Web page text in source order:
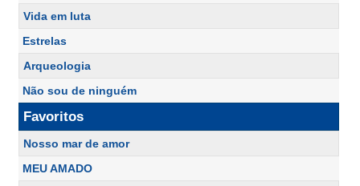
Vida em luta
Estrelas
Arqueologia
Não sou de ninguém
Favoritos
Nosso mar de amor
MEU AMADO